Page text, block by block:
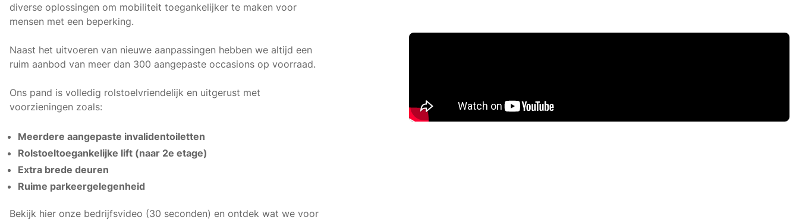
diverse oplossingen om mobiliteit toegankelijker te maken voor
mensen met een beperking.
Naast het uitvoeren van nieuwe aanpassingen hebben we altijd een
ruim aanbod van meer dan 300 aangepaste occasions op voorraad.
Ons pand is volledig rolstoelvriendelijk en uitgerust met
voorzieningen zoals:
Meerdere aangepaste invalidentoiletten
Rolstoeltoegankelijke lift (naar 2e etage)
Extra brede deuren
Ruime parkeergelegenheid
Bekijk hier onze bedrijfsvideo (30 seconden) en ontdek wat we voor